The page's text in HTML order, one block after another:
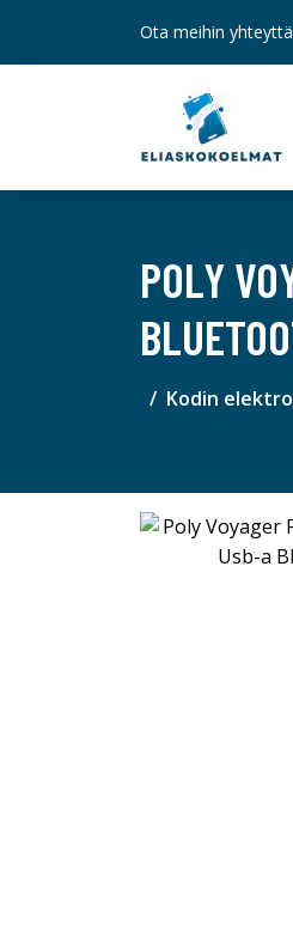
Ota meihin
POLY
Kodin